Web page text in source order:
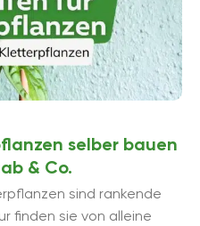
selber bauen
& Co.
sind rankende
finden sie von alleine